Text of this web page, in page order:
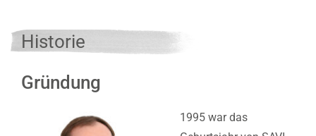
Historie
Gründung
1995 war das